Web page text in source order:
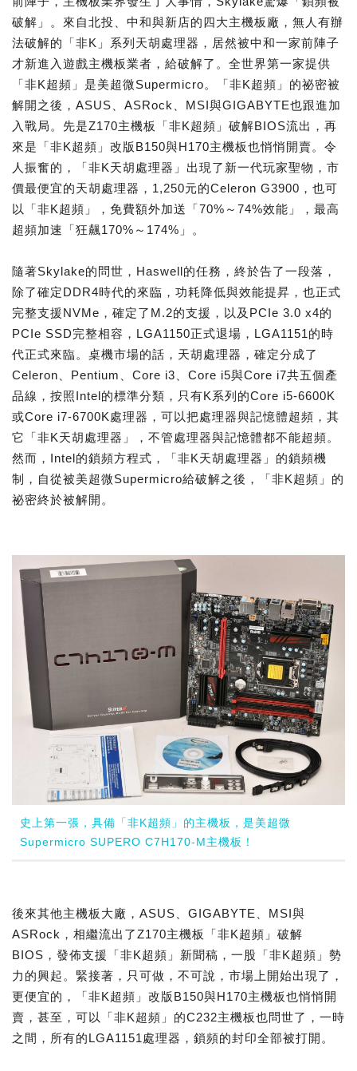
破解」。來自北投、中和與新店的四大主機板廠，無人有辦
法破解的「非K」系列天胡處理器，居然被中和一家前陣子
才新進入遊戲主機板業者，給破解了。全世界第一家提供
「非K超頻」是美超微Supermicro。「非K超頻」的祕密被
解開之後，ASUS、ASRock、MSI與GIGABYTE也跟進加
入戰局。先是Z170主機板「非K超頻」破解BIOS流出，再
來是「非K超頻」改版B150與H170主機板也悄悄開賣。令
人振奮的，「非K天胡處理器」出現了新一代玩家聖物，市
價最便宜的天胡處理器，1,250元的Celeron G3900，也可
以「非K超頻」，免費額外加送「70%～74%效能」，最高
超頻加速「狂飆170%～174%」。
隨著Skylake的問世，Haswell的任務，終於告了一段落，
除了確定DDR4時代的來臨，功耗降低與效能提昇，也正式
完整支援NVMe，確定了M.2的支援，以及PCIe 3.0 x4的
PCIe SSD完整相容，LGA1150正式退場，LGA1151的時
代正式來臨。桌機市場的話，天胡處理器，確定分成了
Celeron、Pentium、Core i3、Core i5與Core i7共五個產
品線，按照Intel的標準分類，只有K系列的Core i5-6600K
或Core i7-6700K處理器，可以把處理器與記憶體超頻，其
它「非K天胡處理器」，不管處理器與記憶體都不能超頻。
然而，Intel的鎖頻方程式，「非K天胡處理器」的鎖頻機
制，自從被美超微Supermicro給破解之後，「非K超頻」的
祕密終於被解開。
史上第一張，具備「非K超頻」的主機板，是美超微
Supermicro SUPERO C7H170-M主機板！
後來其他主機板大廠，ASUS、GIGABYTE、MSI與
ASRock，相繼流出了Z170主機板「非K超頻」破解
BIOS，發佈支援「非K超頻」新聞稿，一股「非K超頻」勢
力的興起。緊接著，只可做，不可說，市場上開始出現了，
更便宜的，「非K超頻」改版B150與H170主機板也悄悄開
賣，甚至，可以「非K超頻」的C232主機板也問世了，一時
之間，所有的LGA1151處理器，鎖頻的封印全部被打開。